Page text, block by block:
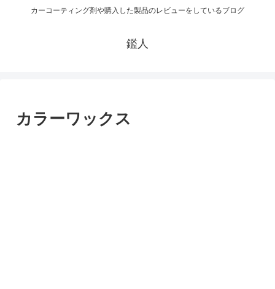
カーコーティング剤や購入した製品のレビューをしているブログ
鑑人
カラーワックス